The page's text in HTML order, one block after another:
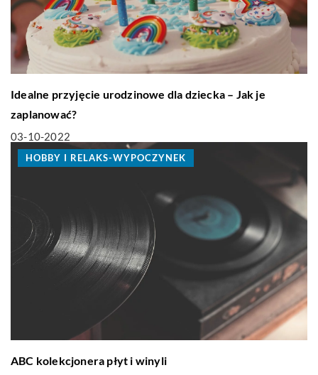
Idealne przyjęcie urodzinowe dla dziecka – Jak je
zaplanować?
03-10-2022
HOBBY I RELAKS-WYPOCZYNEK
ABC kolekcjonera płyt i winyli